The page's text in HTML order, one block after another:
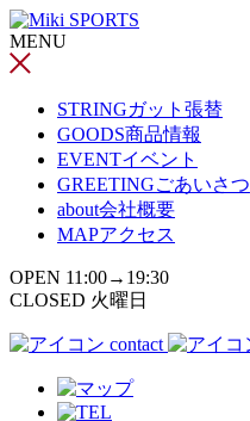
コ
ン
テ
MENU
STRINGガット張替
GOODS商品情報
EVENTイベント
GREETINGごあいさつ
about会社概要
MAPアクセス
OPEN 11:00→19:30
CLOSED 火曜日
contact